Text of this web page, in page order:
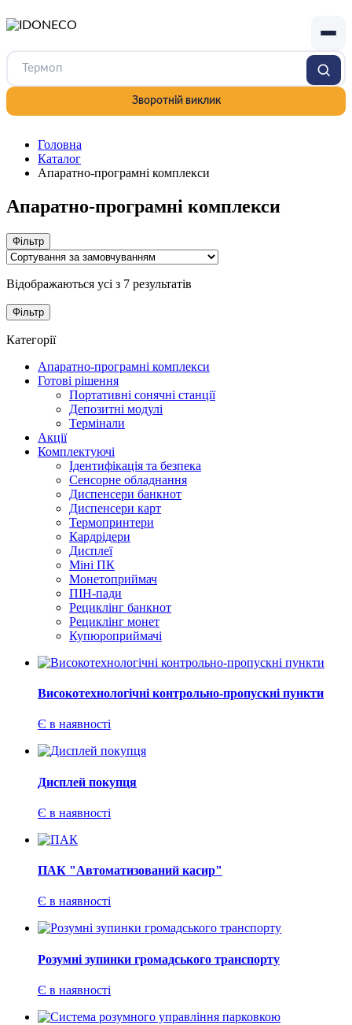
Зворотній виклик
Головна
Каталог
Апаратно-програмні комплекси
Апаратно-програмні комплекси
Фільтр
Відображаються усі з 7 результатів
Фільтр
Категорії
Апаратно-програмні комплекси
Готові рішення
Портативні сонячні станції
Депозитні модулі
Термінали
Акції
Комплектуючі
Ідентифікація та безпека
Сенсорне обладнання
Диспенсери банкнот
Диспенсери карт
Термопринтери
Кардрідери
Дисплеї
Міні ПК
Монетоприймач
ПІН-пади
Рециклінг банкнот
Рециклінг монет
Купюроприймачі
Високотехнологічні контрольно-пропускні пункти
Є в наявності
Дисплей покупця
Є в наявності
ПАК "Автоматизований касир"
Є в наявності
Розумні зупинки громадського транспорту
Є в наявності